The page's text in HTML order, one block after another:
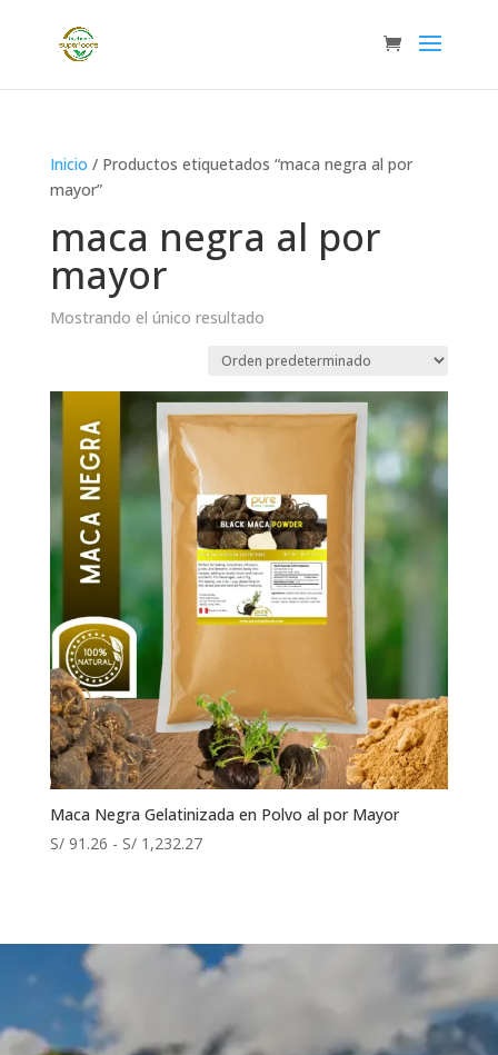
Inicio / Productos etiquetados “maca negra al por
mayor”
maca negra al por
mayor
Mostrando el único resultado
Maca Negra Gelatinizada en Polvo al por Mayor
S/91.26 - S/1,232.27Rango
S/ 91.26
hasta